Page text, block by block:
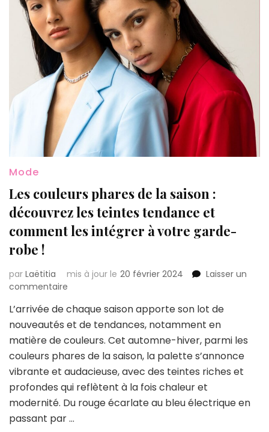
Mode
Les couleurs phares de la saison :
découvrez les teintes tendance et
comment les intégrer à votre garde-
robe !
par Laëtitia mis à jour le 20 février 2024
Laisser un
commentaire
couleurs
phares
de
saison
:
découvrez
les
teintes
tendance
L’arrivée de chaque saison apporte son lot de
nouveautés et de tendances, notamment en
matière de couleurs. Cet automne-hiver, parmi les
couleurs phares de la saison, la palette s’annonce
vibrante et audacieuse, avec des teintes riches et
profondes qui reflètent à la fois chaleur et
modernité. Du rouge écarlate au bleu électrique en
passant par …